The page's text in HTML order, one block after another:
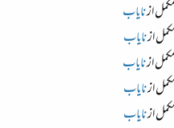
مکمل ازنایاب
مکمل ازنایاب
مکمل ازنایاب
مکمل ازنایاب
مکمل ازنایاب